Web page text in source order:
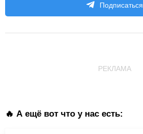
Подписаться
РЕКЛАМА
🔥 А ещё вот что у нас есть: